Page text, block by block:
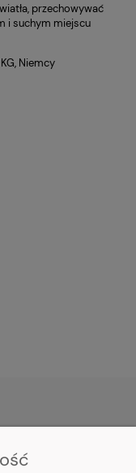
przechowywać
i suchym miejscu
Niemcy